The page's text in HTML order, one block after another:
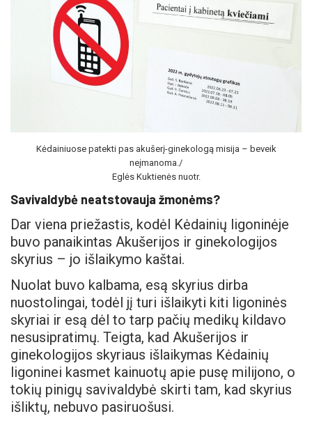
Kėdainiuose patekti pas akušerį-ginekologą misija – beveik
neįmanoma./
Eglės Kuktienės nuotr.
Savivaldybė neatstovauja žmonėms?
Dar viena priežastis, kodėl Kėdainių ligoninėje
buvo panaikintas Akušerijos ir ginekologijos
skyrius – jo išlaikymo kaštai.
Nuolat buvo kalbama, esą skyrius dirba
nuostolingai, todėl jį turi išlaikyti kiti ligoninės
skyriai ir esą dėl to tarp pačių medikų kildavo
nesusipratimų. Teigta, kad Akušerijos ir
ginekologijos skyriaus išlaikymas Kėdainių
ligoninei kasmet kainuotų apie pusę milijono, o
tokių pinigų savivaldybė skirti tam, kad skyrius
išliktų, nebuvo pasiruošusi.